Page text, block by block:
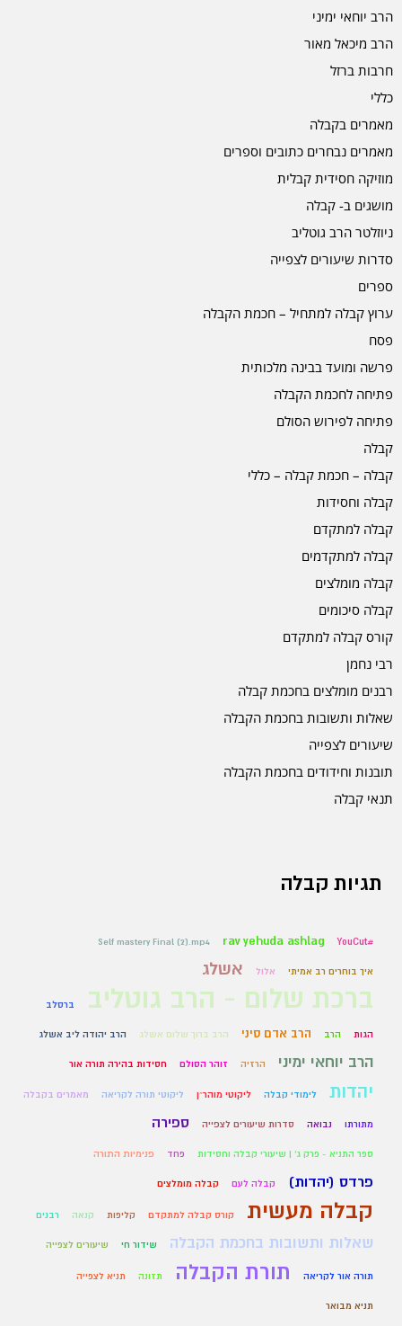
הרב יוחאי ימיני
הרב מיכאל מאור
חרבות ברזל
כללי
מאמרים בקבלה
מאמרים נבחרים כתובים וספרים
מוזיקה חסידית קבלית
מושגים ב- קבלה
ניוזלטר הרב גוטליב
סדרות שיעורים לצפייה
ספרים
ערוץ קבלה למתחיל – חכמת הקבלה
פסח
פרשה ומועד בבינה מלכותית
פתיחה לחכמת הקבלה
פתיחה לפירוש הסולם
קבלה
קבלה – חכמת קבלה – כללי
קבלה וחסידות
קבלה למתקדם
קבלה למתקדמים
קבלה מומלצים
קבלה סיכומים
קורס קבלה למתקדם
רבי נחמן
רבנים מומלצים בחכמת קבלה
שאלות ותשובות בחכמת הקבלה
שיעורים לצפייה
תובנות וחידודים בחכמת הקבלה
תנאי קבלה
תגיות קבלה
#YouCut
rav yehuda ashlag
Self mastery Final (2).mp4
איך בוחרים רב אמיתי אלול אשלג
ברכת שלום - הרב גוטליב ברסלב
הגות הרב הרב אדם סיני הרב ברוך שלום אשלג הרב יהודה ליב אשלג
הרב יוחאי ימיני הרזיה זוהר הסולם חסידות בהירה תורה אור
יהדות לימודי קבלה ליקוטי מוהר״ן ליקוטי תורה לקריאה מאמרים בקבלה
מתורתו נבואה סדרות שיעורים לצפייה ספירה
ספר התניא - פרק ג' | שיעורי קבלה וחסידות פחד פנימיות התורה
פרדס (יהדות) קבלה לעם קבלה מומלצים
קבלה מעשית קורס קבלה למתקדם קליפות קנאה רבנים
שאלות ותשובות בחכמת הקבלה שידור חי שיעורים לצפייה
תורה אור לקריאה תורת הקבלה תזונה תניא לצפייה
תניא מבואר